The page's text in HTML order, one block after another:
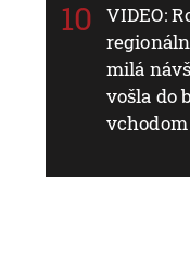
VIDEO:
milá
vošla do
vchodom